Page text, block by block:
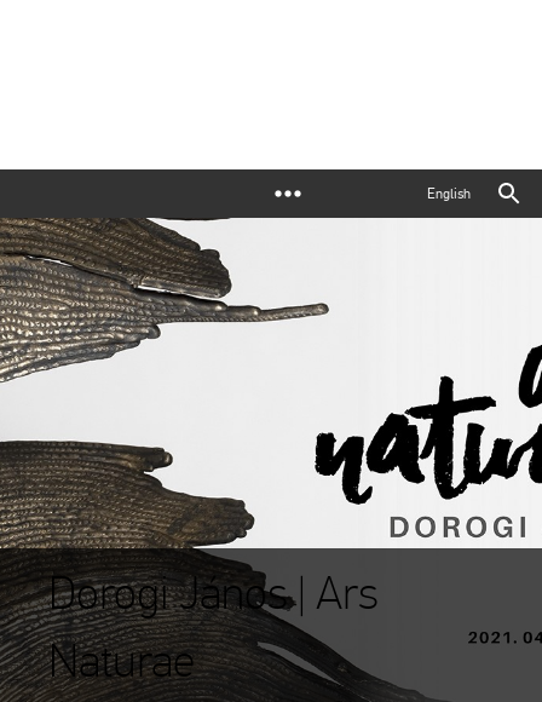
English
Dorogi János | Ars
Naturae